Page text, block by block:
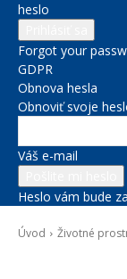
heslo
Forgot your
GDPR
Obnova hesla
Obnoviť svoje
Váš e-mail
Heslo vám bude
Úvod Životné